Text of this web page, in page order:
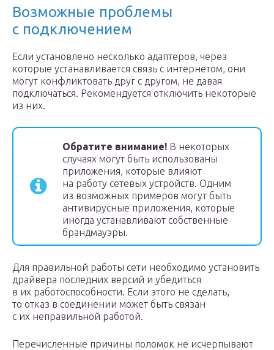
Возможные проблемы
с подключением
Если установлено несколько адаптеров, через
которые устанавливается связь с интернетом, они
могут конфликтовать друг с другом, не давая
подключаться. Рекомендуется отключить некоторые
из них.
Обратите внимание! В некоторых
случаях могут быть использованы
приложения, которые влияют
на работу сетевых устройств. Одним
из возможных примеров могут быть
антивирусные приложения, которые
иногда устанавливают собственные
брандмауэры.
Для правильной работы сети необходимо установить
драйвера последних версий и убедиться
в их работоспособности. Если этого не сделать,
то отказ в соединении может быть связан
с их неправильной работой.
Перечисленные причины поломок не исчерпывают